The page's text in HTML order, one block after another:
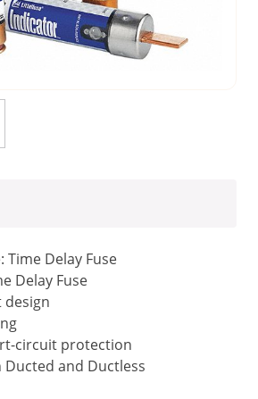
Time Delay Fuse
Delay Fuse
design
circuit protection
Ducted and Ductless